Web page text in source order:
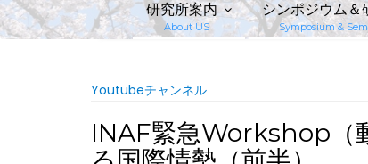
About US
研究所案内
Symposium &
シンポジウム＆
Youtubeチャンネル
INAF緊急Workshop（